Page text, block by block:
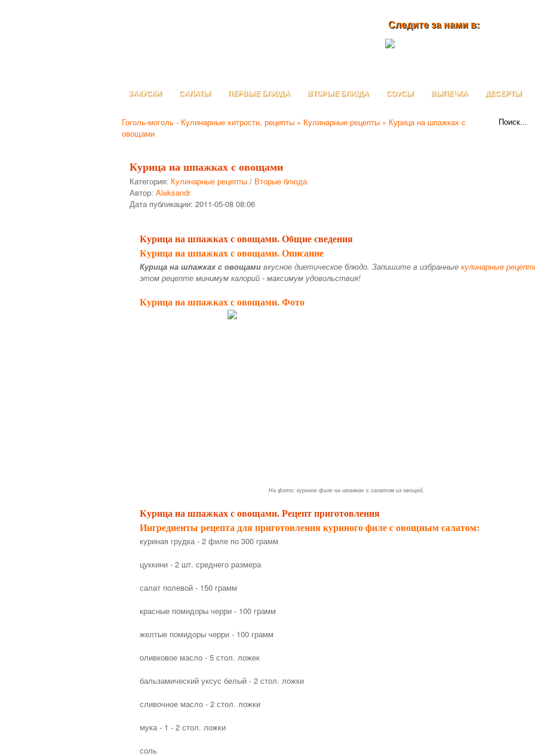
ЗАКУСКИ САЛАТЫ ПЕРВЫЕ БЛЮДА ВТОРЫЕ БЛЮДА СОУСЫ ВЫПЕЧКА ДЕСЕРТЫ
Следите за нами в:
Гоголь-моголь - Кулинарные хитрости, рецепты » Кулинарные рецепты » Курица на шпажках с
овощами
Курица на шпажках с овощами
Категория: Кулинарные рецепты / Вторые блюда
Автор: Aleksandr
Дата публикации: 2011-05-08 08:06
Курица на шпажках с овощами. Общие сведения
Курица на шпажках с овощами. Описание
Курица на шпажках с овощами вкусное диетическое блюдо. Запишите в избранные кулинарные
этом рецепте минимум калорий - максимум удовольствия!
Курица на шпажках с овощами. Фото
На фото: куриное филе на шпажках с салатом из овощей.
Курица на шпажках с овощами. Рецепт приготовления
Ингредиенты рецепта для приготовления куриного филе с овощным салатом:
куриная грудка - 2 филе по 300 грамм
цуккини - 2 шт. среднего размера
салат полевой - 150 грамм
красные помидоры черри - 100 грамм
желтые помидоры черри - 100 грамм
оливковое масло - 5 стол. ложек
бальзамический уксус белый - 2 стол. ложки
сливочное масло - 2 стол. ложки
мука - 1 - 2 стол. ложки
соль